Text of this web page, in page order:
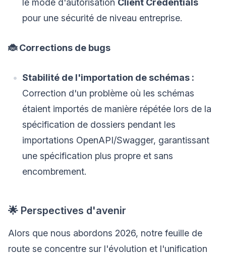
le mode d'autorisation Client Credentials
pour une sécurité de niveau entreprise.
🐞 Corrections de bugs
Stabilité de l'importation de schémas :
Correction d'un problème où les schémas
étaient importés de manière répétée lors de la
spécification de dossiers pendant les
importations OpenAPI/Swagger, garantissant
une spécification plus propre et sans
encombrement.
🌟 Perspectives d'avenir
Alors que nous abordons 2026, notre feuille de
route se concentre sur l'évolution et l'unification